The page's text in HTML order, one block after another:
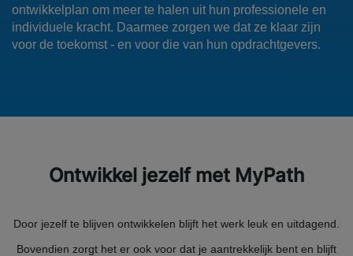
ontwikkelplan om meer te halen uit hun professionele en
individuele kracht. Daarmee zorgen we dat ze klaar zijn
voor de toekomst - en voor die van hun opdrachtgevers.
Ontwikkel jezelf met MyPath
Door jezelf te blijven ontwikkelen blijft het werk leuk en uitdagend.
Bovendien zorgt het er ook voor dat je aantrekkelijk bent en blijft